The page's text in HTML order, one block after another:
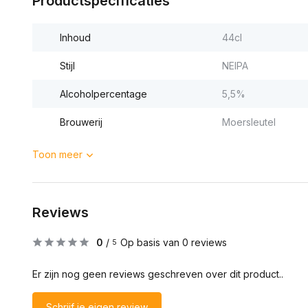
Inhoud 44cl
Stijl NEIPA
Alcoholpercentage 5,5%
Brouwerij Moersleutel
Toon meer
Reviews
0 / 5 Op basis van 0 reviews
Er zijn nog geen reviews geschreven over dit product..